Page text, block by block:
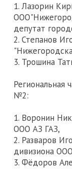
1. Лазорин
депутат
2. Степанов
3. Трошина
Региональная
№2:
1. Воронин
ООО АЗ ГАЗ,
2. Разваров
дивизиона
3. Фёдоров